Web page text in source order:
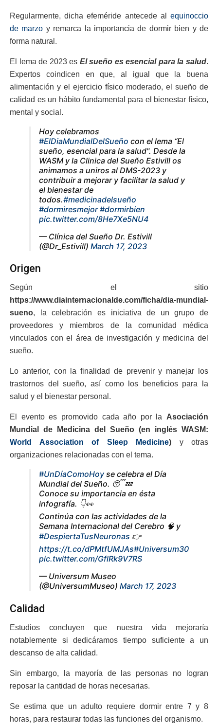
Regularmente, dicha efeméride antecede al equinoccio
de marzo y remarca la importancia de dormir bien y de
forma natural.
El lema de 2023 es El sueño es esencial para la salud.
Expertos coindicen en que, al igual que la buena
alimentación y el ejercicio físico moderado, el sueño de
calidad es un hábito fundamental para el bienestar físico,
mental y social.
Hoy celebramos
#ElDiaMundialDelSueño con el lema “El
sueño, esencial para la salud". Desde la
WASM y la Clinica del Sueño Estivill os
animamos a uniros al DMS-2023 y
contribuir a mejorar y facilitar la salud y
el bienestar de
todos.#medicinadelsueño
#dormiresmejor #dormirbien
pic.twitter.com/8He7Xe5NU4
— Clínica del Sueño Dr. Estivill
(@Dr_Estivill) March 17, 2023
Origen
Según el sitio
https://www.diainternacionalde.com/ficha/dia-mundial-
sueno, la celebración es iniciativa de un grupo de
proveedores y miembros de la comunidad médica
vinculados con el área de investigación y medicina del
sueño.
Lo anterior, con la finalidad de prevenir y manejar los
trastornos del sueño, así como los beneficios para la
salud y el bienestar personal.
El evento es promovido cada año por la Asociación
Mundial de Medicina del Sueño (en inglés WASM:
World Association of Sleep Medicine) y otras
organizaciones relacionadas con el tema.
#UnDíaComoHoy se celebra el Día
Mundial del Sueño. 😴💤
Conoce su importancia en ésta
infografía. 👇👀
Continúa con las actividades de la
Semana Internacional del Cerebro 🧠 y
#DespiertaTusNeuronas 👉
https://t.co/dPMtfUMJAs#Universum30
pic.twitter.com/GflRk9V7RS
— Universum Museo
(@UniversumMuseo) March 17, 2023
Calidad
Estudios concluyen que nuestra vida mejoraría
notablemente si dedicáramos tiempo suficiente a un
descanso de alta calidad.
Sin embargo, la mayoría de las personas no logran
reposar la cantidad de horas necesarias.
Se estima que un adulto requiere dormir entre 7 y 8
horas, para restaurar todas las funciones del organismo.